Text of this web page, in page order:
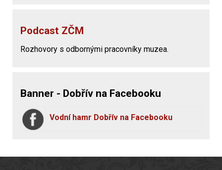
Podcast ZČM
Rozhovory s odbornými pracovníky muzea.
Banner - Dobřív na Facebooku
Vodní hamr Dobřív na Facebooku